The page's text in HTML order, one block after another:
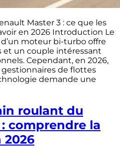
Master 3 : ce que les
en 2026 Introduction Le
moteur bi-turbo offre
et un couple intéressant
Cependant, en 2026,
de flottes
demande une
roulant du
comprendre la
2026